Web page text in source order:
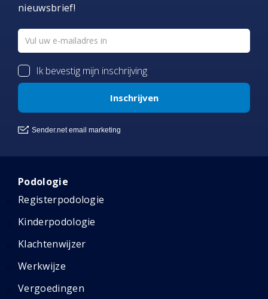
nieuwsbrief!
Podologie
Registerpodologie
Kinderpodologie
Klachtenwijzer
Werkwijze
Vergoedingen